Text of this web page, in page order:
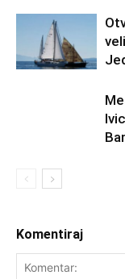
Komentiraj